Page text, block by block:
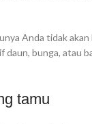
Anda tidak
daun, bunga, atau
tamu